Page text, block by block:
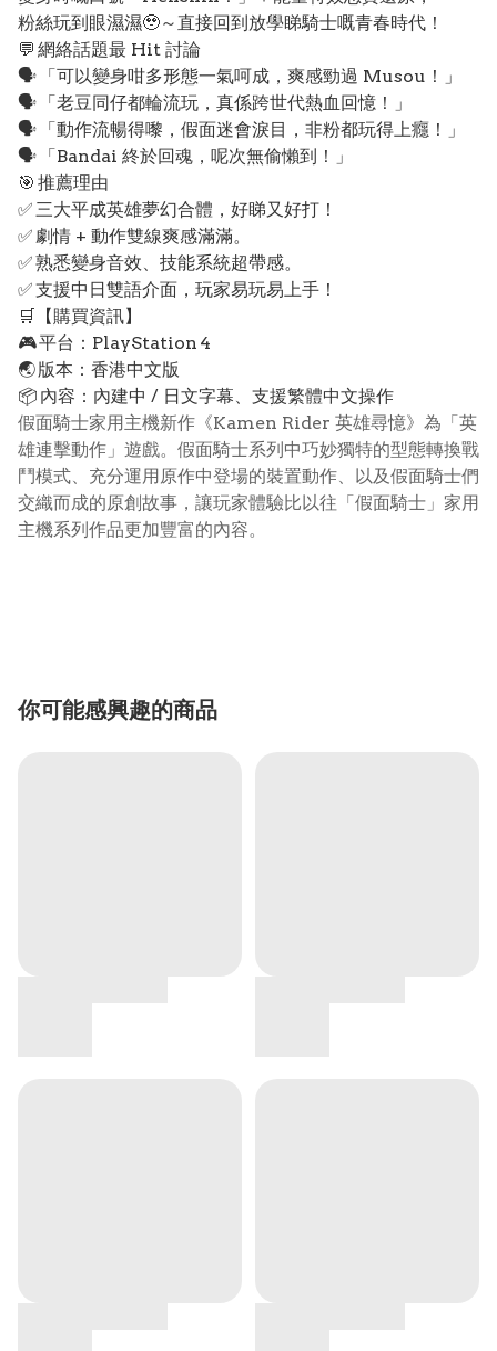
粉絲玩到眼濕濕🥹～直接回到放學睇騎士嘅青春時代！
💬 網絡話題最 Hit 討論
🗣️ 「可以變身咁多形態一氣呵成，爽感勁過 Musou！」
🗣️ 「老豆同仔都輪流玩，真係跨世代熱血回憶！」
🗣️ 「動作流暢得嚟，假面迷會淚目，非粉都玩得上癮！」
🗣️ 「Bandai 終於回魂，呢次無偷懶到！」
🎯 推薦理由
✅ 三大平成英雄夢幻合體，好睇又好打！
✅ 劇情 + 動作雙線爽感滿滿。
✅ 熟悉變身音效、技能系統超帶感。
✅ 支援中日雙語介面，玩家易玩易上手！
🛒【購買資訊】
🎮 平台：PlayStation 4
🌏 版本：香港中文版
📦 內容：內建中 / 日文字幕、支援繁體中文操作
假面騎士家用主機新作《Kamen Rider 英雄尋憶》為「英
雄連擊動作」遊戲。假面騎士系列中巧妙獨特的型態轉換戰
鬥模式、充分運用原作中登場的裝置動作、以及假面騎士們
交織而成的原創故事，讓玩家體驗比以往「假面騎士」家用
主機系列作品更加豐富的內容。
你可能感興趣的商品